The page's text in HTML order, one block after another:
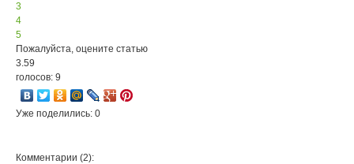
3
4
5
Пожалуйста, оцените статью
3.59
голосов: 9
Уже поделились: 0
Комментарии (2):